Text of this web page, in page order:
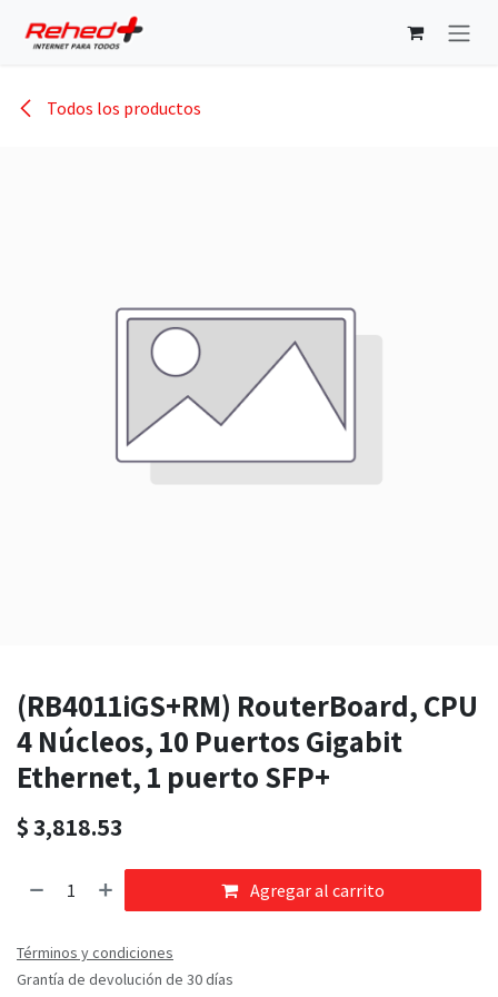
Todos los productos
(RB4011iGS+RM) RouterBoard, CPU
4 Núcleos, 10 Puertos Gigabit
Ethernet, 1 puerto SFP+
$3,818.53
Agregar al carrito
Términos y condiciones
Grantía de devolución de 30 días